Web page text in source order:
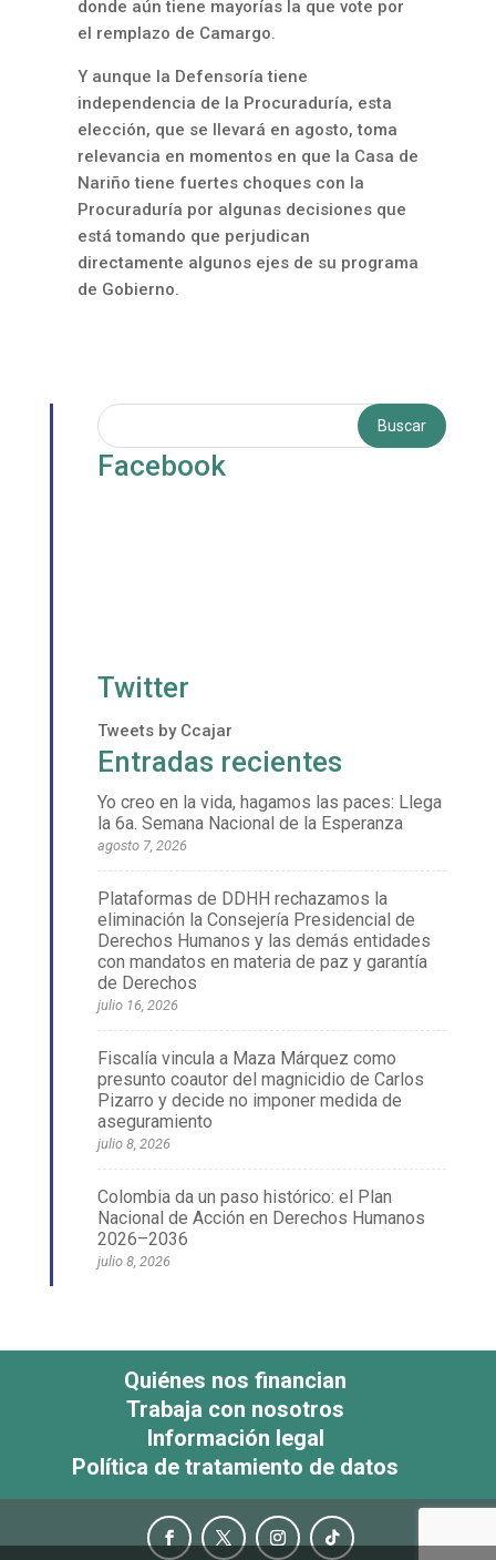
donde aún tiene mayorías la que vote por
el remplazo de Camargo.
Y aunque la Defensoría tiene
independencia de la Procuraduría, esta
elección, que se llevará en agosto, toma
relevancia en momentos en que la Casa de
Nariño tiene fuertes choques con la
Procuraduría por algunas decisiones que
está tomando que perjudican
directamente algunos ejes de su programa
de Gobierno.
Facebook
Twitter
Tweets by Ccajar
Entradas recientes
Yo creo en la vida, hagamos las paces: Llega
la 6a. Semana Nacional de la Esperanza
agosto 7, 2026
Plataformas de DDHH rechazamos la
eliminación la Consejería Presidencial de
Derechos Humanos y las demás entidades
con mandatos en materia de paz y garantía
de Derechos
julio 16, 2026
Fiscalía vincula a Maza Márquez como
presunto coautor del magnicidio de Carlos
Pizarro y decide no imponer medida de
aseguramiento
julio 8, 2026
Colombia da un paso histórico: el Plan
Nacional de Acción en Derechos Humanos
2026–2036
julio 8, 2026
Quiénes nos financian
Trabaja con nosotros
Información legal
Política de tratamiento de datos